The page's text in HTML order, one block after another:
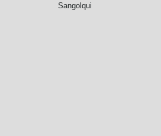
Sangolqui